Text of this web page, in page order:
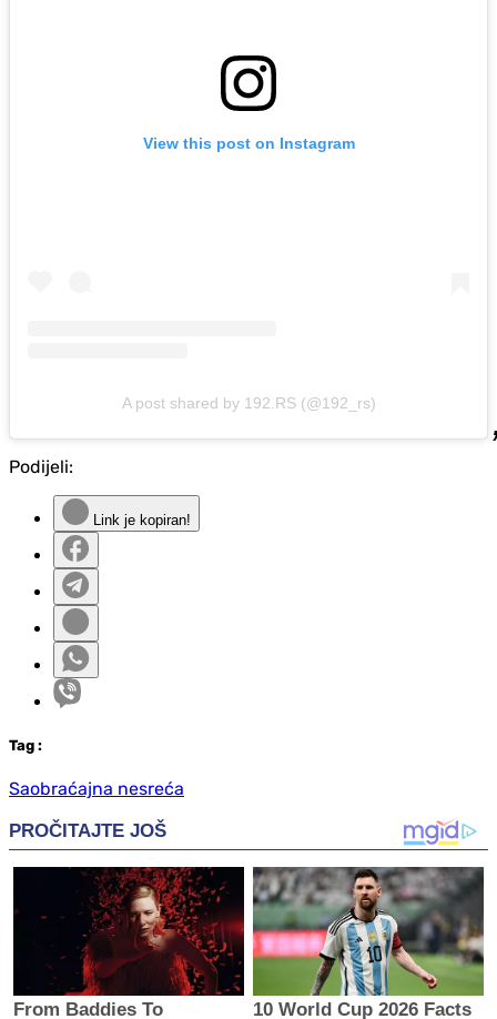
View this post on Instagram
A post shared by 192.RS (@192_rs)
Podijeli:
Link je kopiran!
Tag :
Saobraćajna nesreća